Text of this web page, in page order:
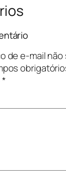
de e-mail não
*